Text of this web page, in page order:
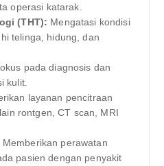
operasi katarak.
(THT): Mengatasi kondisi
telinga, hidung, dan
pada diagnosis dan
kulit.
layanan pencitraan
rontgen, CT scan, MRI
Memberikan perawatan
pasien dengan penyakit